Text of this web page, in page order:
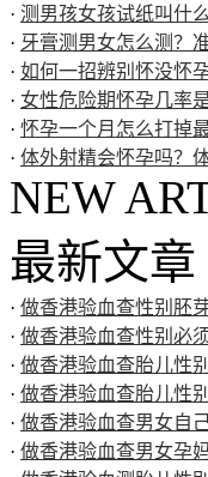
· 测男孩女孩试纸叫什
· 牙膏测男女怎么测？
· 如何一招辨别怀没怀
· 女性危险期怀孕几率
· 怀孕一个月怎么打掉
· 体外射精会怀孕吗？
NEW
最新文章
· 做香港验血查性别胚
· 做香港验血查性别必
· 做香港验血查胎儿性
· 做香港验血查胎儿性
· 做香港验血查男女自
· 做香港验血查男女孕